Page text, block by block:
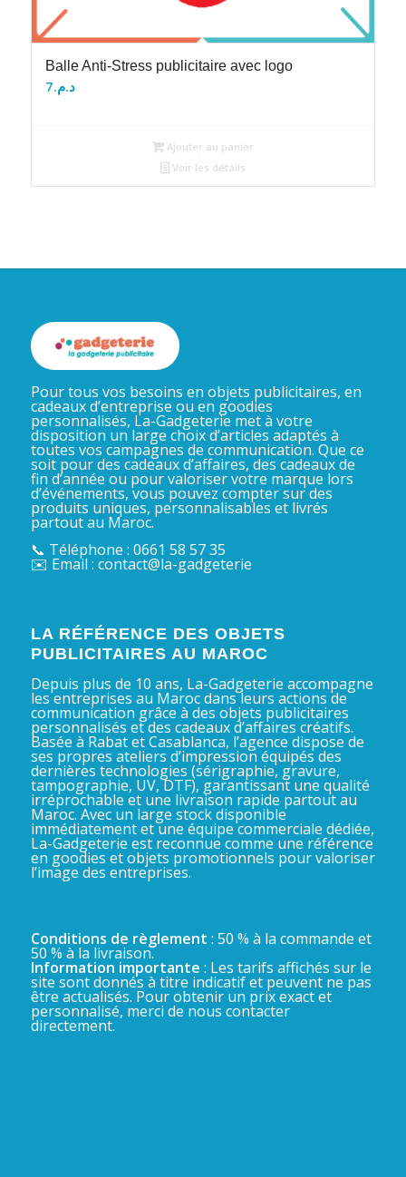
Balle Anti-Stress publicitaire avec logo
د.م.7
Ajouter au panier
Voir les détails
Pour tous vos besoins en objets publicitaires, en
cadeaux d’entreprise ou en goodies
personnalisés, La-Gadgeterie met à votre
disposition un large choix d’articles adaptés à
toutes vos campagnes de communication. Que ce
soit pour des cadeaux d’affaires, des cadeaux de
fin d’année ou pour valoriser votre marque lors
d’événements, vous pouvez compter sur des
produits uniques, personnalisables et livrés
partout au Maroc.
📞 Téléphone : 0661 58 57 35
✉️ Email : contact@la-gadgeterie
LA RÉFÉRENCE DES OBJETS
PUBLICITAIRES AU MAROC
Depuis plus de 10 ans, La-Gadgeterie accompagne
les entreprises au Maroc dans leurs actions de
communication grâce à des objets publicitaires
personnalisés et des cadeaux d’affaires créatifs.
Basée à Rabat et Casablanca, l’agence dispose de
ses propres ateliers d’impression équipés des
dernières technologies (sérigraphie, gravure,
tampographie, UV, DTF), garantissant une qualité
irréprochable et une livraison rapide partout au
Maroc. Avec un large stock disponible
immédiatement et une équipe commerciale dédiée,
La-Gadgeterie est reconnue comme une référence
en goodies et objets promotionnels pour valoriser
l’image des entreprises.
Conditions de règlement : 50 % à la commande et
50 % à la livraison.
Information importante : Les tarifs affichés sur le
site sont donnés à titre indicatif et peuvent ne pas
être actualisés. Pour obtenir un prix exact et
personnalisé, merci de nous contacter
directement.